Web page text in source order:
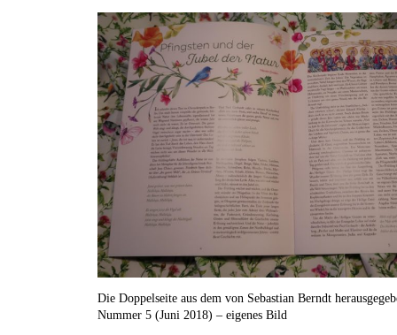
Die Doppelseite aus dem von Sebastian Berndt
Nummer 5 (Juni 2018) – eigenes Bild